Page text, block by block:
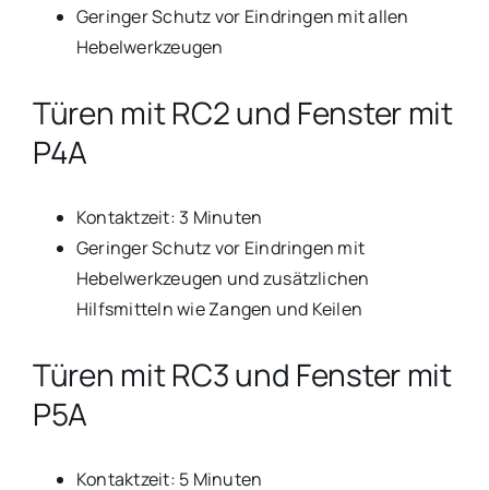
Geringer Schutz vor Eindringen mit allen
Hebelwerkzeugen
Türen mit RC2 und Fenster mit
P4A
Kontaktzeit: 3 Minuten
Geringer Schutz vor Eindringen mit
Hebelwerkzeugen und zusätzlichen
Hilfsmitteln wie Zangen und Keilen
Türen mit RC3 und Fenster mit
P5A
Kontaktzeit: 5 Minuten